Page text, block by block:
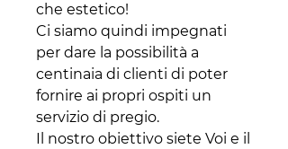
che estetico!
Ci siamo quindi impegnati
per dare la possibilità a
centinaia di clienti di poter
fornire ai propri ospiti un
servizio di pregio.
Il nostro obiettivo siete Voi e il